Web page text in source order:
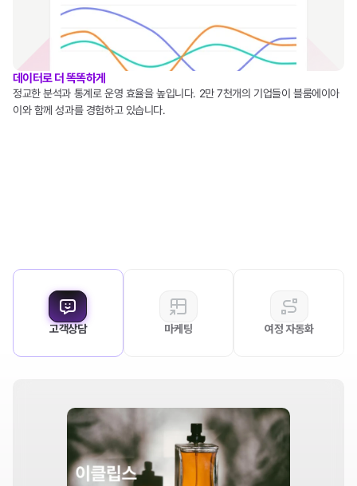
데이터로 더 똑똑하게
정교한 분석과 통계로 운영 효율을 높입니다. 2만 7천개의 기업들이 블룸에이아
이와 함께 성과를 경험하고 있습니다.
고객상담 마케팅 여정 자동화